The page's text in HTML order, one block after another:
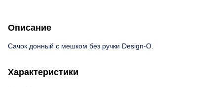
Описание
Сачок донный с мешком без ручки Design-O.
Характеристики